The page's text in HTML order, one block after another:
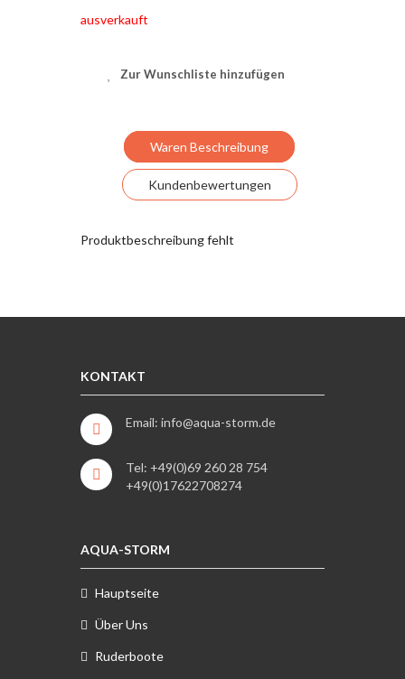
ausverkauft
Zur Wunschliste hinzufügen
Waren Beschreibung
Kundenbewertungen
Produktbeschreibung fehlt
KONTAKT
Email: info@aqua-storm.de
Tel: +49(0)69 260 28 754
+49(0)17622708274
AQUA-STORM
Hauptseite
Über Uns
Ruderboote